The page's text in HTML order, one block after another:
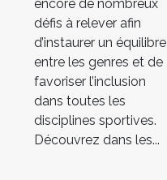
encore de nombreux
défis à relever afin
d’instaurer un équilibre
entre les genres et de
favoriser l’inclusion
dans toutes les
disciplines sportives.
Découvrez dans les...